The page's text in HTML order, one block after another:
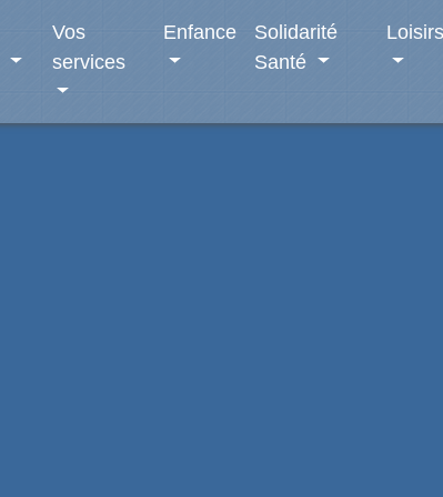
Vos
services
Enfance
Solidarité
Santé
Loisirs